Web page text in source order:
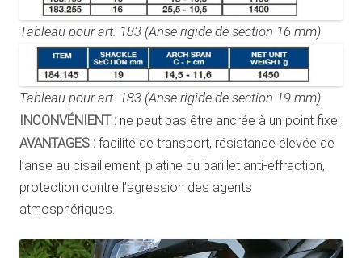
Tableau pour art. 183 (Anse rigide de section 16 mm)
Tableau pour art. 183 (Anse rigide de section 19 mm)
INCONVÉNIENT : ne peut pas être ancrée à un point fixe.
AVANTAGES : facilité de transport, résistance élevée de
l’anse au cisaillement, platine du barillet anti-effraction,
protection contre l’agression des agents
atmosphériques.